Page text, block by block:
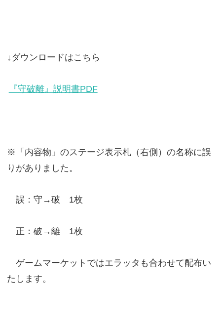
↓ダウンロードはこちら
『守破離』説明書PDF
※「内容物」のステージ表示札（右側）の名称に誤
りがありました。
誤：守→破 1枚
正：破→離 1枚
ゲームマーケットではエラッタも合わせて配布い
たします。